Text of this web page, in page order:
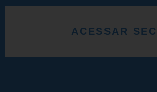
ACESSAR SEC